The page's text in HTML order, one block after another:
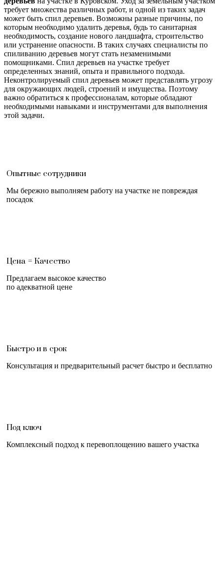
требует множества различных работ, и одной из таких задач
может быть спил деревьев. Возможны разные причины, по
которым необходимо удалить деревья, будь то санитарная
необходимость, создание нового ландшафта, строительство
или устранение опасности. В таких случаях специалисты по
спиливанию деревьев могут стать незаменимыми
помощниками. Спил деревьев на участке требует
определенных знаний, опыта и правильного подхода.
Неконтролируемый спил деревьев может представлять угрозу
для окружающих людей, строений и имущества. Поэтому
важно обратиться к профессионалам, которые обладают
необходимыми навыками и инструментами для выполнения
этой задачи.
Опытные сотрудники
Мы бережно выполняем работу на участке не повреждая
посадок
Цена = Качество
Предлагаем высокое качество
по адекватной цене
Быстро и в срок
Консультация и предварительный расчет быстро и бесплатно
Под ключ
Комплексный подход к перевоплощению вашего участка